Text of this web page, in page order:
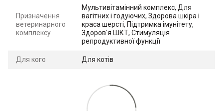
Призначення
ветеринарного
комплексу
Мультивітамінний комплекс, Для
вагітних і годуючих, Здорова шкіра і
краса шерсті, Підтримка імунітету,
Здоров'я ШКТ, Стимуляція
репродуктивної функції
Для кого Для котів